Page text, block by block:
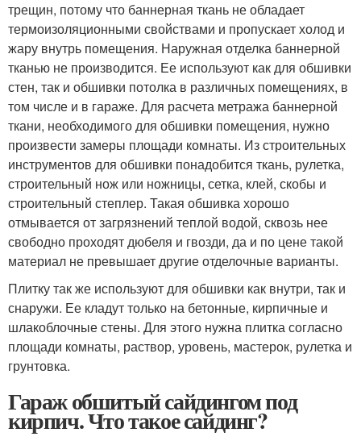
трещин, потому что баннерная ткань не обладает
термоизоляционными свойствами и пропускает холод и
жару внутрь помещения. Наружная отделка баннерной
тканью не производится. Ее используют как для обшивки
стен, так и обшивки потолка в различных помещениях, в
том числе и в гараже. Для расчета метража баннерной
ткани, необходимого для обшивки помещения, нужно
произвести замеры площади комнаты. Из строительных
инструментов для обшивки понадобится ткань, рулетка,
строительный нож или ножницы, сетка, клей, скобы и
строительный степлер. Такая обшивка хорошо
отмывается от загрязнений теплой водой, сквозь нее
свободно проходят дюбеля и гвозди, да и по цене такой
материал не превышает другие отделочные варианты.
Плитку так же используют для обшивки как внутри, так и
снаружи. Ее кладут только на бетонные, кирпичные и
шлакоблочные стены. Для этого нужна плитка согласно
площади комнаты, раствор, уровень, мастерок, рулетка и
грунтовка.
Гараж обшитый сайдингом под
кирпич. Что такое сайдинг?